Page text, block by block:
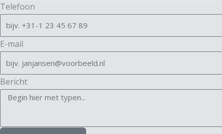
Telefoon
E-mail
Bericht